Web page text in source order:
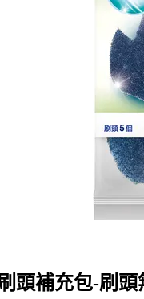
頭補充包-刷頭